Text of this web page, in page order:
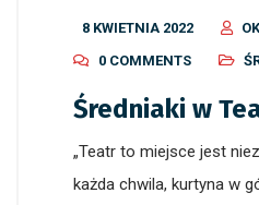
8 KWIETNIA 2022
0 COMMENTS
Średniaki w
„Teatr to miejsce jest
każda chwila, kurtyna w